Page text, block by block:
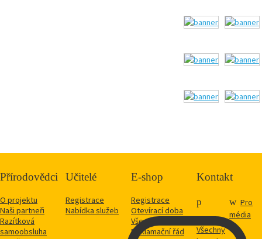
Přírodovědci
O projektu
Naši partneři
Razítková
samoobsluha
Učitelé
Registrace
Nabídka služeb
E-shop
Registrace
Otevírací doba
Vše o nákupu
Reklamační řád
Kontakt
Všechny
Pro
média